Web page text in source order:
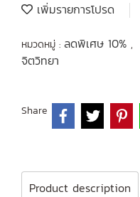
เพิ่มรายการโปรด
หมวดหมู่ : ลดพิเศษ 10% ,
จิตวิทยา
Share
Product description